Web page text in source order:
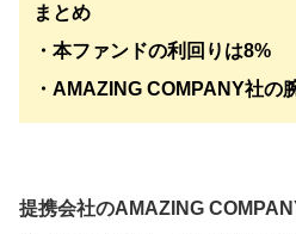
まとめ
・本ファンドの利回りは8%
・ AMAZING COMPANY社の
提携会社のAMAZING